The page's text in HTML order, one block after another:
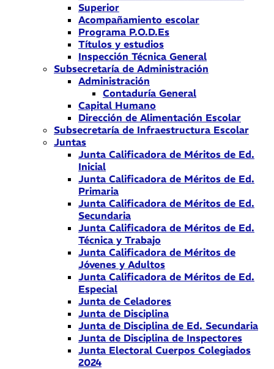
Superior
Acompañamiento escolar
Programa P.O.D.Es
Títulos y estudios
Inspección Técnica General
Subsecretaría de Administración
Administración
Contaduría General
Capital Humano
Dirección de Alimentación Escolar
Subsecretaría de Infraestructura Escolar
Juntas
Junta Calificadora de Méritos de Ed.
Inicial
Junta Calificadora de Méritos de Ed.
Primaria
Junta Calificadora de Méritos de Ed.
Secundaria
Junta Calificadora de Méritos de Ed.
Técnica y Trabajo
Junta Calificadora de Méritos de
Jóvenes y Adultos
Junta Calificadora de Méritos de Ed.
Especial
Junta de Celadores
Junta de Disciplina
Junta de Disciplina de Ed. Secundaria
Junta de Disciplina de Inspectores
Junta Electoral Cuerpos Colegiados
2024